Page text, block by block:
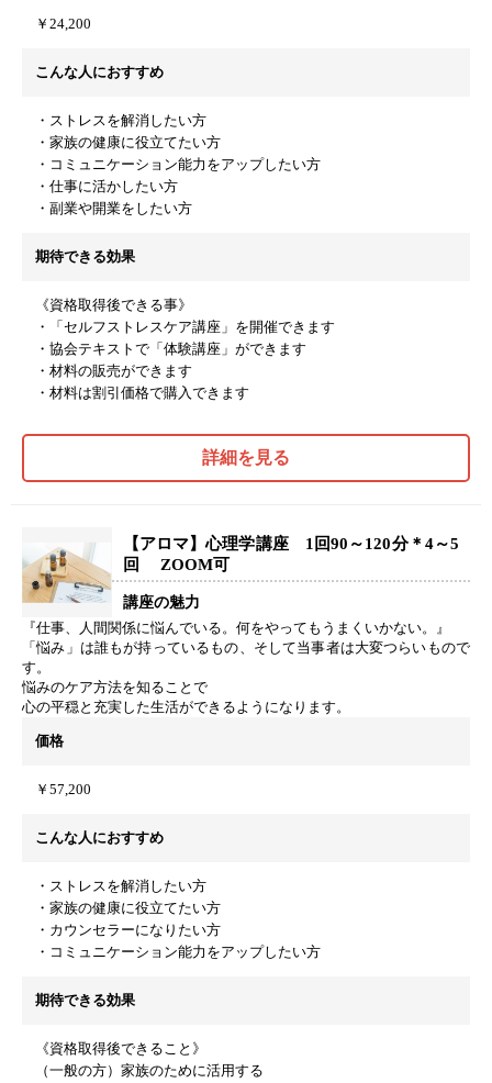
￥24,200
こんな人におすすめ
・ストレスを解消したい方
・家族の健康に役立てたい方
・コミュニケーション能力をアップしたい方
・仕事に活かしたい方
・副業や開業をしたい方
期待できる効果
《資格取得後できる事》
・「セルフストレスケア講座」を開催できます
・協会テキストで「体験講座」ができます
・材料の販売ができます
・材料は割引価格で購入できます
詳細を見る
【アロマ】心理学講座 1回90～120分＊4～5
回 ZOOM可
講座の魅力
『仕事、人間関係に悩んでいる。何をやってもうまくいかない。』
「悩み」は誰もが持っているもの、そして当事者は大変つらいもので
す。
悩みのケア方法を知ることで
心の平穏と充実した生活ができるようになります。
価格
￥57,200
こんな人におすすめ
・ストレスを解消したい方
・家族の健康に役立てたい方
・カウンセラーになりたい方
・コミュニケーション能力をアップしたい方
期待できる効果
《資格取得後できること》
（一般の方）家族のために活用する